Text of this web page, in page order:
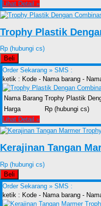
Lihat Detail »
Trophy Plastik
Rp (hubungi cs)
Beli
Order Sekarang » SMS :
ketik : Kode - Nama barang -
Nama Barang Trophy Plastik
Harga
Rp (hubungi cs)
Lihat Detail »
Kerajinan Tangan
Rp (hubungi cs)
Beli
Order Sekarang » SMS :
ketik : Kode - Nama barang -